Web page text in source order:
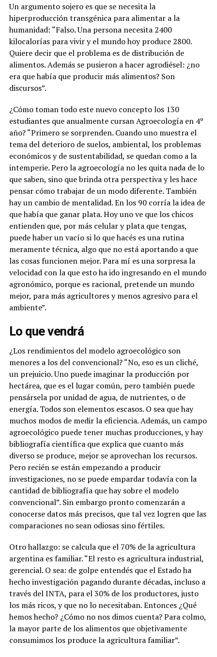
Un argumento sojero es que se necesita la
hiperproducción transgénica para alimentar a la
humanidad: “Falso.Una persona necesita 2400
kilocalorías para vivir y el mundo hoy produce 2800.
Quiere decir que el problema es de distribución de
alimentos. Además se pusieron a hacer agrodiésel: ¿no
era que había que producir más alimentos? Son
discursos”.
¿Cómo toman todo este nuevo concepto los 130
estudiantes que anualmente cursan Agroecología en 4º
año? “Primero se sorprenden. Cuando uno muestra el
tema del deterioro de suelos, ambiental, los problemas
económicos y de sustentabilidad, se quedan como a la
intemperie. Pero la agroecología no les quita nada de lo
que saben, sino que brinda otra perspectiva y les hace
pensar cómo trabajar de un modo diferente. También
hay un cambio de mentalidad.En los 90 corría la idea de
que había que ganar plata. Hoy uno ve que los chicos
entienden que, por más celular y plata que tengas,
puede haber un vacío si lo que hacés es una rutina
meramente técnica, algo que no está aportando a que
las cosas funcionen mejor.Para mí es una sorpresa la
velocidad con la que esto ha ido ingresando en el mundo
agronómico, porque es racional, pretende un mundo
mejor, para más agricultores y menos agresivo para el
ambiente”.
Lo que vendrá
¿Los rendimientos del modelo agroecológico son
menores a los del convencional? “No, eso es un cliché,
un prejuicio. Uno puede imaginar la producción por
hectárea, que es el lugar común, pero también puede
pensársela por unidad de agua, de nutrientes, o de
energía. Todos son elementos escasos. O sea que hay
muchos modos de medir la eficiencia. Además, un campo
agroecológico puede tener muchas producciones, y hay
bibliografía científica que explica que cuanto más
diverso se produce, mejor se aprovechan los recursos.
Pero recién se están empezando a producir
investigaciones, no se puede empardar todavía con la
cantidad de bibliografía que hay sobre el modelo
convencional”. Sin embargo pronto comenzarán a
conocerse datos más precisos, que tal vez logren que las
comparaciones no sean odiosas sino fértiles.
Otro hallazgo: se calcula que el 70% de la agricultura
argentina es familiar. “El resto es agricultura industrial,
gerencial. O sea: de golpe entendés que el Estado ha
hecho investigación pagando durante décadas, incluso a
través del INTA, para el 30% de los productores, justo
los más ricos, y que no lo necesitaban.Entonces ¿Qué
hemos hecho? ¿Cómo no nos dimos cuenta? Para colmo,
la mayor parte de los alimentos que objetivamente
consumimos los produce la agricultura familiar”.